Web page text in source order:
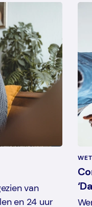
van
en 24 uur